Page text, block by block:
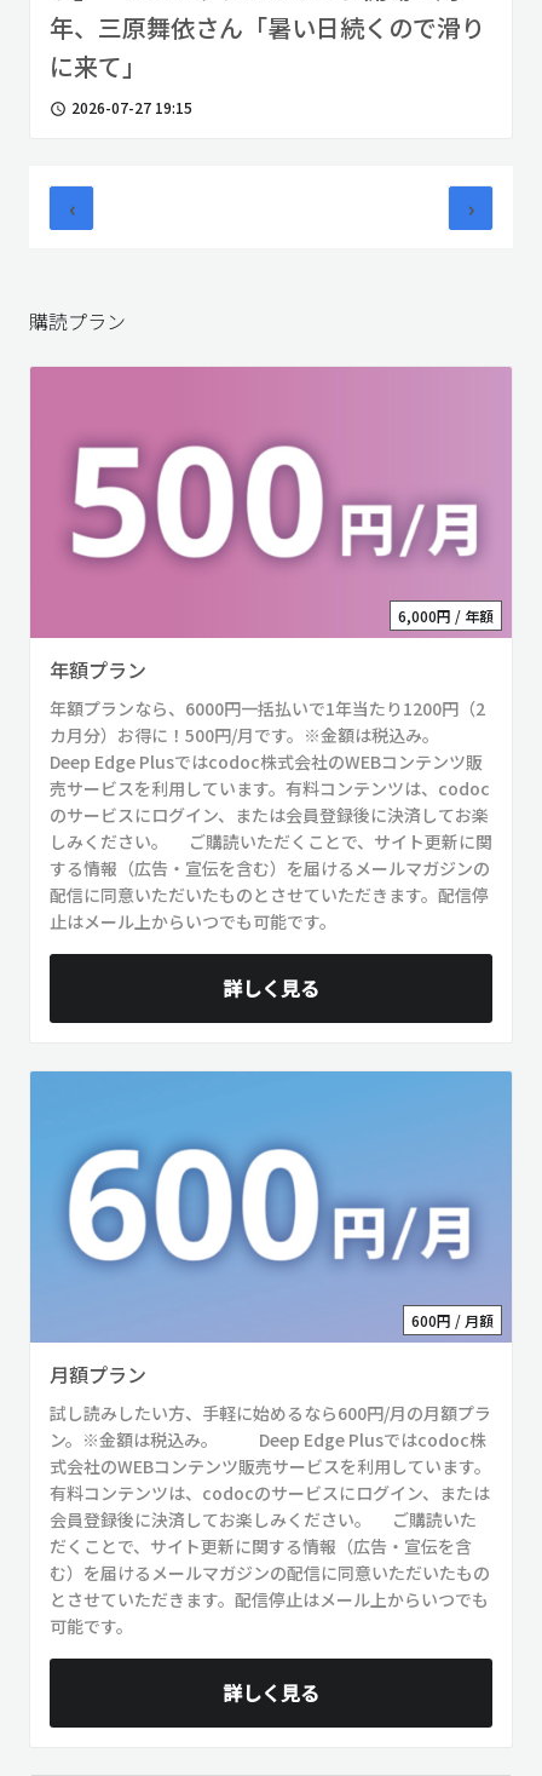
年、三原舞依さん「暑い日続くので滑り
に来て」
access_time 2026-07-27 19:15
‹ ›
購読プラン
6,000円 / 年額
年額プラン
年額プランなら、6000円一括払いで1年当たり1200円（2
カ月分）お得に！500円/月です。※金額は税込み。
Deep Edge Plusではcodoc株式会社のWEBコンテンツ販
売サービスを利用しています。有料コンテンツは、codoc
のサービスにログイン、または会員登録後に決済してお楽
しみください。 ご購読いただくことで、サイト更新に関
する情報（広告・宣伝を含む）を届けるメールマガジンの
配信に同意いただいたものとさせていただきます。配信停
止はメール上からいつでも可能です。
詳しく見る
600円 / 月額
月額プラン
試し読みしたい方、手軽に始めるなら600円/月の月額プラ
ン。※金額は税込み。 Deep Edge Plusではcodoc株
式会社のWEBコンテンツ販売サービスを利用しています。
有料コンテンツは、codocのサービスにログイン、または
会員登録後に決済してお楽しみください。 ご購読いた
だくことで、サイト更新に関する情報（広告・宣伝を含
む）を届けるメールマガジンの配信に同意いただいたもの
とさせていただきます。配信停止はメール上からいつでも
可能です。
詳しく見る